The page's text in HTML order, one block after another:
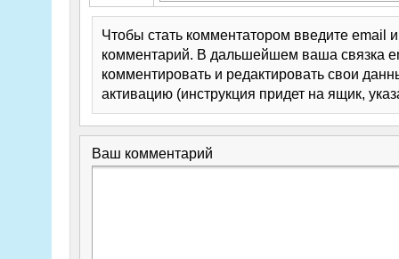
Чтобы стать комментатором введите email
комментарий. В дальшейшем ваша связка
комментировать и редактировать свои
активацию (инструкция придет на ящик,
Ваш комментарий